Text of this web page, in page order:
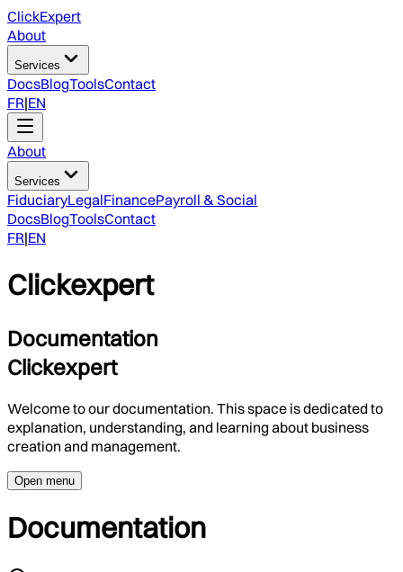
ClickExpert
About
Services
DocsBlogToolsContact
FR|EN
About
Services
FiduciaryLegalFinancePayroll & Social
DocsBlogToolsContact
FR|EN
Clickexpert
Documentation
Clickexpert
Welcome to our documentation. This space is dedicated to
explanation, understanding, and learning about business
creation and management.
Open menu
Documentation